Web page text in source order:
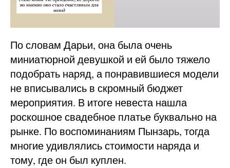
По словам Дарьи, она была очень
миниатюрной девушкой и ей было тяжело
подобрать наряд, а понравившиеся модели
не вписывались в скромный бюджет
мероприятия. В итоге невеста нашла
роскошное свадебное платье буквально на
рынке. По воспоминаниям Пынзарь, тогда
многие удивлялись стоимости наряда и
тому, где он был куплен.